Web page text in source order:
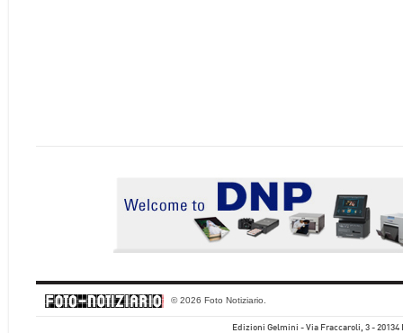
© 2026 Foto Notiziario.
Edizioni Gelmini - Via Fraccaroli, 3 - 20134